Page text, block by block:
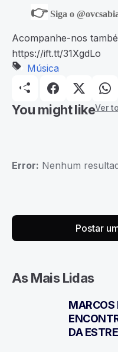
👉 Siga o
Acompanhe-nos
https://ift.tt/31XgdLo
Música
You might likeVer
Error: Nenhum
Postar
As Mais Lidas
MARCOS
DA